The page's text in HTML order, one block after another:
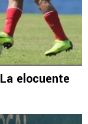
elocuente